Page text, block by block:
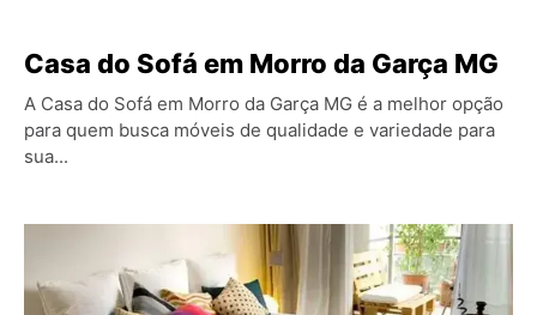
Casa do Sofá em Morro da Garça MG
A Casa do Sofá em Morro da Garça MG é a melhor opção
para quem busca móveis de qualidade e variedade para
sua...